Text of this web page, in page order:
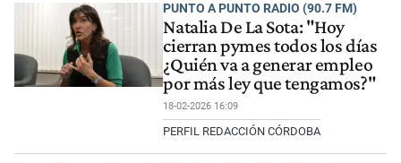
PUNTO A PUNTO RADIO (90.7 FM)
Natalia De La Sota: "Hoy
cierran pymes todos los días
¿Quién va a generar empleo
por más ley que tengamos?"
18-02-2026 16:09
PERFIL REDACCIÓN CÓRDOBA